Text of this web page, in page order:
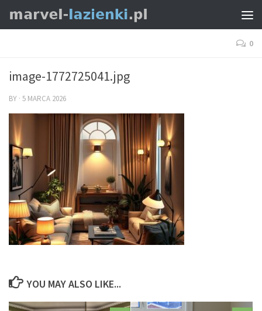
0
image-1772725041.jpg
BY · 5 MARCA 2026
YOU MAY ALSO LIKE...